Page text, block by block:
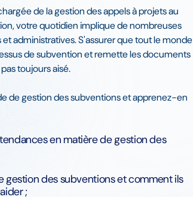
de la gestion des appels à projets au
votre quotidien implique de nombreuses
administratives. S'assurer que tout le monde
de subvention et remette les documents
toujours aisé.
de gestion des subventions et apprenez-en
en matière de gestion des
gestion des subventions et comment ils
;